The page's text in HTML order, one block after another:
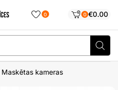
0 0 €0.00
Maskētas kameras